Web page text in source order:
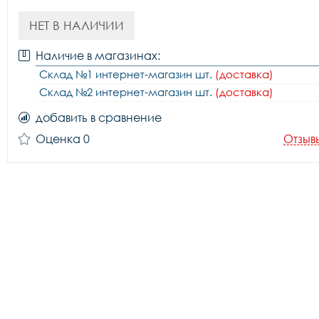
НЕТ В НАЛИЧИИ
Наличие в магазинах:
Склад №1 интернет-магазин шт. (доставка)
Склад №2 интернет-магазин шт. (доставка)
добавить в сравнение
Оценка 0